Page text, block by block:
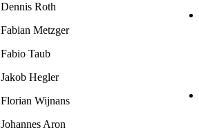
Dennis Roth
Fabian Metzger
Fabio Taub
Jakob Hegler
Florian Wijnans
Johannes Aron